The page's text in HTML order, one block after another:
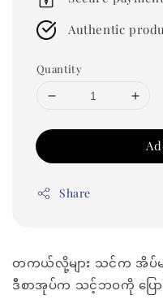
Authentic
Quantity
Share
တကယ်လို့များ သင်က အိပ်
ဒီစာအုပ်က သင့်ဘဝကို ပြော